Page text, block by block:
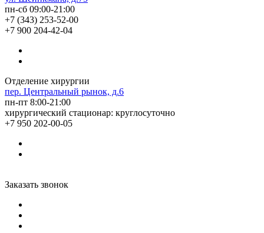
пн-сб 09:00-21:00
+7 (343) 253-52-00
+7 900 204-42-04
Отделение хирургии
пер. Центральный рынок, д.6
пн-пт 8:00-21:00
хирургический стационар: круглосуточно
+7 950 202-00-05
Заказать звонок